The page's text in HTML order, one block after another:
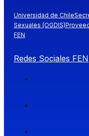
Universidad de Chile
Sexuales (OGDIS)
FEN
Redes Sociales FEN